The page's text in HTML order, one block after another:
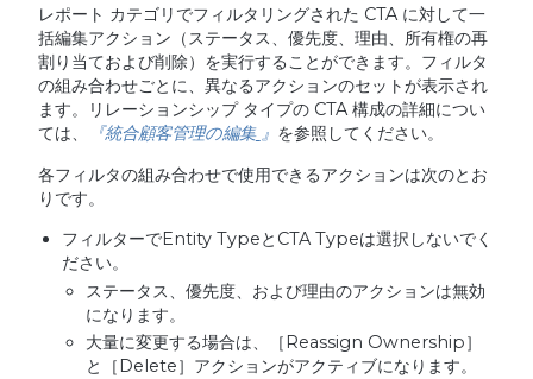
レポート カテゴリでフィルタリングされた CTA に対して一
括編集アクション（ステータス、優先度、理由、所有権の再
割り当ておよび削除）を実行することができます。フィルタ
の組み合わせごとに、異なるアクションのセットが表示され
ます。リレーションシップ タイプの CTA 構成の詳細につい
ては、
『統合顧客管理の編集 』 を参照してください。
各フィルタの組み合わせで使用できるアクションは次のとお
りです。
フィルターでEntity TypeとCTA Typeは選択しないでく
ださい。
ステータス、優先度、および理由のアクションは無効
になります。
大量に変更する場合は、［Reassign Ownership］
と［Delete］アクションがアクティブになります。